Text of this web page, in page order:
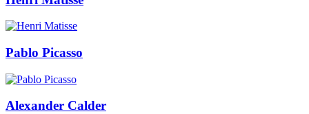
Pablo Picasso
Alexander Calder